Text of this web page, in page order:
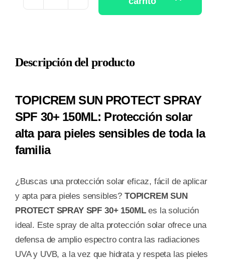
SPF
cantidad
Descripción del producto
TOPICREM SUN PROTECT SPRAY
SPF 30+ 150ML: Protección solar
alta para pieles sensibles de toda la
familia
¿Buscas una protección solar eficaz, fácil de aplicar
y apta para pieles sensibles? TOPICREM SUN
PROTECT SPRAY SPF 30+ 150MLes la solución
ideal. Este spray de alta protección solar ofrece una
defensa de amplio espectro contra las radiaciones
UVA y UVB, a la vez que hidrata y respeta las pieles